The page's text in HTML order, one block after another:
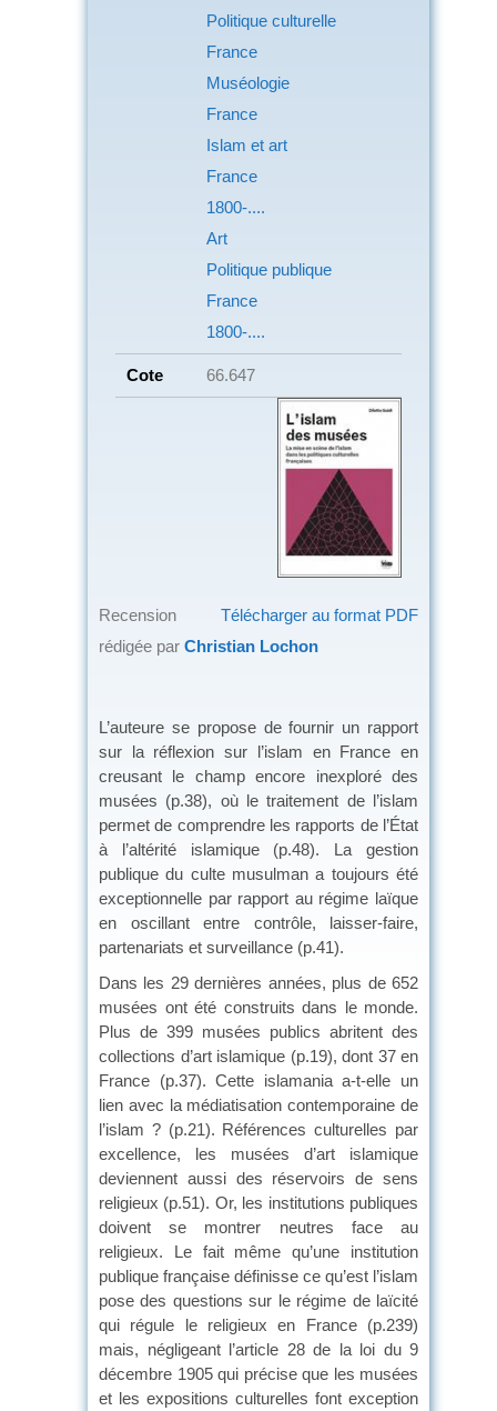
Politique culturelle
France
Muséologie
France
Islam et art
France
1800-....
Art
Politique publique
France
1800-....
Cote 66.647
Télécharger au format PDF
Recension
rédigée par Christian Lochon
L’auteure se propose de fournir un rapport
sur la réflexion sur l’islam en France en
creusant le champ encore inexploré des
musées (p.38), où le traitement de l’islam
permet de comprendre les rapports de l’État
à l’altérité islamique (p.48). La gestion
publique du culte musulman a toujours été
exceptionnelle par rapport au régime laïque
en oscillant entre contrôle, laisser-faire,
partenariats et surveillance (p.41).
Dans les 29 dernières années, plus de 652
musées ont été construits dans le monde.
Plus de 399 musées publics abritent des
collections d’art islamique (p.19), dont 37 en
France (p.37). Cette islamania a-t-elle un
lien avec la médiatisation contemporaine de
l’islam ? (p.21). Références culturelles par
excellence, les musées d’art islamique
deviennent aussi des réservoirs de sens
religieux (p.51). Or, les institutions publiques
doivent se montrer neutres face au
religieux. Le fait même qu’une institution
publique française définisse ce qu’est l’islam
pose des questions sur le régime de laïcité
qui régule le religieux en France (p.239)
mais, négligeant l’article 28 de la loi du 9
décembre 1905 qui précise que les musées
et les expositions culturelles font exception